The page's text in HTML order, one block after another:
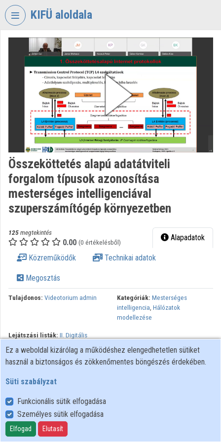
Fejléc kihagyása
KIFÜ aloldala
VIDEOTORIUM
KORMÁNYZATI
INFORMATIKAI
FEJLESZTÉSI
ÜGYNÖKSÉG
Intézményi kezdőlap
Bejelentkezés
Intézményi felfedezés
Kategóriák
Intézményi listák
Intézmények
Közreműködők
Összeköttetés alapú adatátviteli
forgalom típusok azonosítása
mesterséges intelligenciával
szuperszámítógép környezetben
125megtekintés
0.00 (0 értékelésből) Alapadatok
Közreműködők Technikai adatok
Megosztás
Tulajdonos: Videotorium admin Kategóriák: Mesterséges
intelligencia, Hálózatok
modellezése
Lejátszási listák: II. Digitális
infrastruktúrák
Felhasználói szabályzat
Adatkezelési tájékoztató
Süti szabályzat
Ez a weboldal kizárólag a működéshez elengedhetetlen sütiket
használ a biztonságos és zökkenőmentes böngészés érdekében.
Süti szabályzat
Funkcionális sütik elfogadása
Személyes sütik elfogadása
Elfogad Elutasít